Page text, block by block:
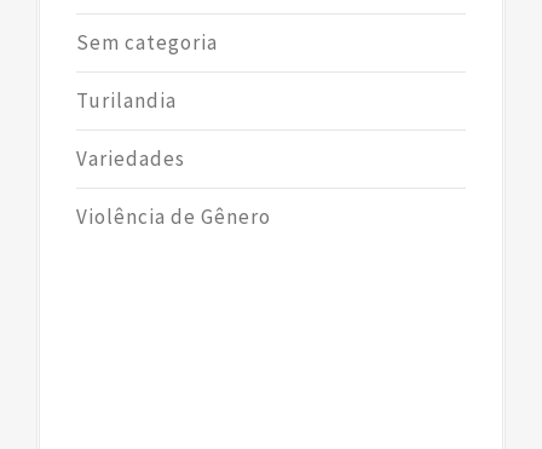
Sem categoria
Turilandia
Variedades
Violência de Gênero